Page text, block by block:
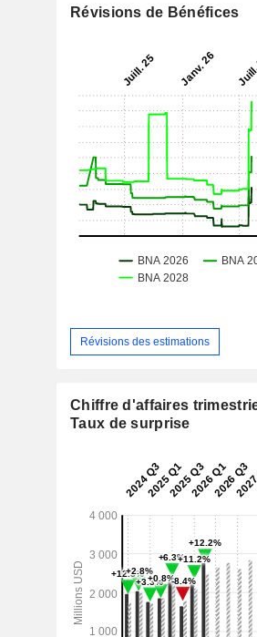
Révisions de Bénéfices
Révisions des estimations
Chiffre d'affaires
Taux de surprise